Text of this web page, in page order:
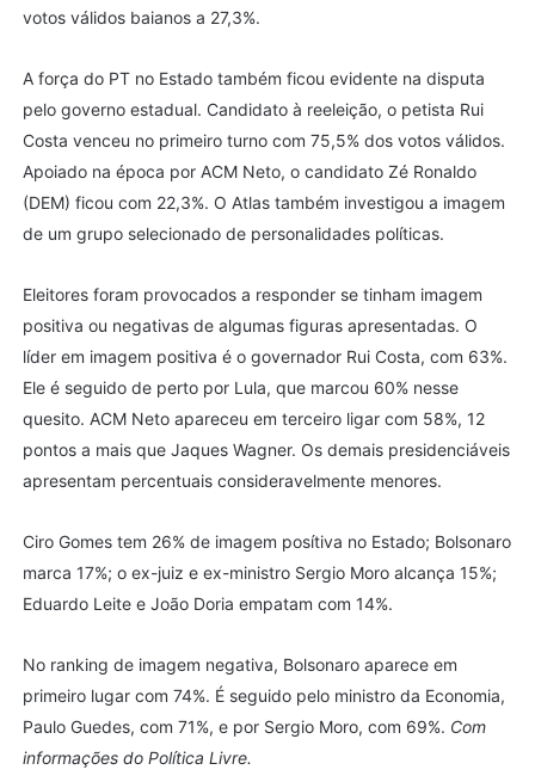
votos válidos baianos a 27,3%.
A força do PT no Estado também ficou evidente na disputa
pelo governo estadual. Candidato à reeleição, o petista Rui
Costa venceu no primeiro turno com 75,5% dos votos válidos.
Apoiado na época por ACM Neto, o candidato Zé Ronaldo
(DEM) ficou com 22,3%. O Atlas também investigou a imagem
de um grupo selecionado de personalidades políticas.
Eleitores foram provocados a responder se tinham imagem
positiva ou negativas de algumas figuras apresentadas. O
líder em imagem positiva é o governador Rui Costa, com 63%.
Ele é seguido de perto por Lula, que marcou 60% nesse
quesito. ACM Neto apareceu em terceiro ligar com 58%, 12
pontos a mais que Jaques Wagner. Os demais presidenciáveis
apresentam percentuais consideravelmente menores.
Ciro Gomes tem 26% de imagem posítiva no Estado; Bolsonaro
marca 17%; o ex-juiz e ex-ministro Sergio Moro alcança 15%;
Eduardo Leite e João Doria empatam com 14%.
No ranking de imagem negativa, Bolsonaro aparece em
primeiro lugar com 74%. É seguido pelo ministro da Economia,
Paulo Guedes, com 71%, e por Sergio Moro, com 69%. Com
informações do Política Livre.